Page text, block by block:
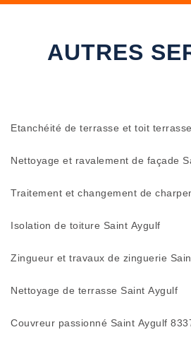
AUTRES
Etanchéité de terrasse et toit
Nettoyage et ravalement de façade
Traitement et changement de
Isolation de toiture Saint Aygulf
Zingueur et travaux de zinguerie
Nettoyage de terrasse Saint Aygulf
Couvreur passionné Saint Aygulf